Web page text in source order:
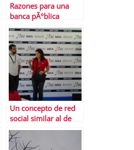
Razones para una
banca pÃºblica
Un concepto de red
social similar al de
Bolsa.com, premiado
en opentalend